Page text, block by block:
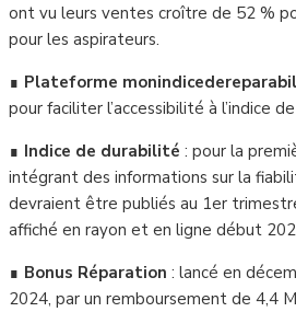
ont vu leurs ventes croître de 52 %
pour les aspirateurs.
∎ Plateforme
pour faciliter l’accessibilité à l’indice
∎ Indice de durabilité : pour la
intégrant des informations sur la
devraient être publiés au 1er
affiché en rayon et en ligne début
∎ Bonus Réparation : lancé en
2024, par un remboursement de 4,4